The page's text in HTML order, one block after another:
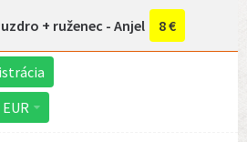
+ ruženec - Anjel 8 €
EUR